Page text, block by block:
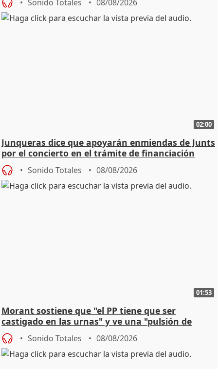
Sonido Totales 08/08/2026
02:00
Junqueras dice que apoyarán enmiendas de Junts
por el concierto en el trámite de financiación
Sonido Totales 08/08/2026
01:53
Morant sostiene que "el PP tiene que ser
castigado en las urnas" y ve una "pulsión de
cambio"
Sonido Totales 08/08/2026